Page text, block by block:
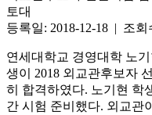
토대
등록일: 2018-12-18 | 조회
연세대학교 경영대학 노
생이 2018 외교관후보자
히 합격하였다. 노기현 학
간 시험 준비했다. 외교관